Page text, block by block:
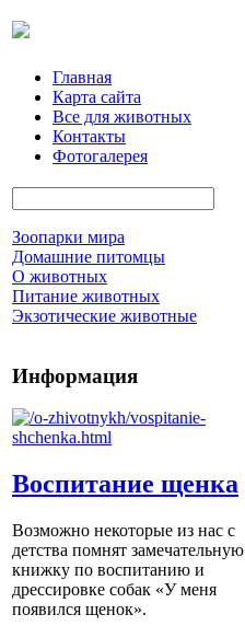
Главная
Карта сайта
Все для животных
Контакты
Фотогалерея
Зоопарки мира
Домашние питомцы
О животных
Питание животных
Экзотические животные
Информация
Воспитание щенка
Возможно некоторые из нас с
детства помнят замечательную
книжку по воспитанию и
дрессировке собак «У меня
появился щенок».